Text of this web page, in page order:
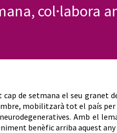
col·labora
de setmana el seu granet
mobilitzarà tot el país
Amb el
benèfic arriba aquest any